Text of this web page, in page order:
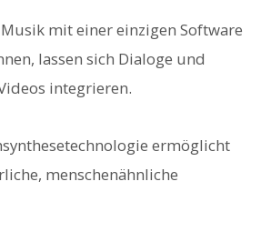
mit einer einzigen Software
lassen sich Dialoge und
integrieren.
ermöglicht
menschenähnliche